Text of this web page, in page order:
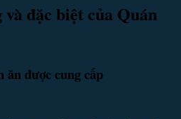
đặc biệt của Quán
ăn được cung cấp